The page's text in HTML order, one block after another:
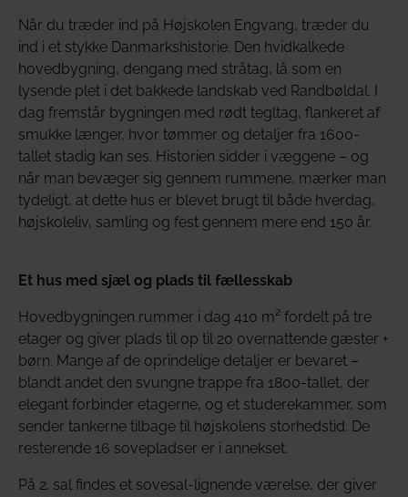
Når du træder ind på Højskolen Engvang, træder du
ind i et stykke Danmarkshistorie. Den hvidkalkede
hovedbygning, dengang med stråtag, lå som en
lysende plet i det bakkede landskab ved Randbøldal. I
dag fremstår bygningen med rødt tegltag, flankeret af
smukke længer, hvor tømmer og detaljer fra 1600-
tallet stadig kan ses. Historien sidder i væggene – og
når man bevæger sig gennem rummene, mærker man
tydeligt, at dette hus er blevet brugt til både hverdag,
højskoleliv, samling og fest gennem mere end 150 år.
Et hus med sjæl og plads til fællesskab
Hovedbygningen rummer i dag 410 m² fordelt på tre
etager og giver plads til op til 20 overnattende gæster +
børn. Mange af de oprindelige detaljer er bevaret –
blandt andet den svungne trappe fra 1800-tallet, der
elegant forbinder etagerne, og et studerekammer, som
sender tankerne tilbage til højskolens storhedstid. De
resterende 16 sovepladser er i annekset.
På 2. sal findes et sovesal-lignende værelse, der giver